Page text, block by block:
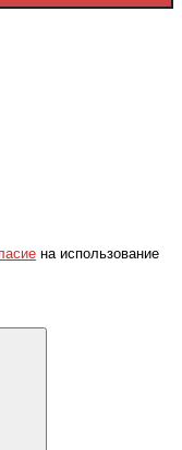
на использование